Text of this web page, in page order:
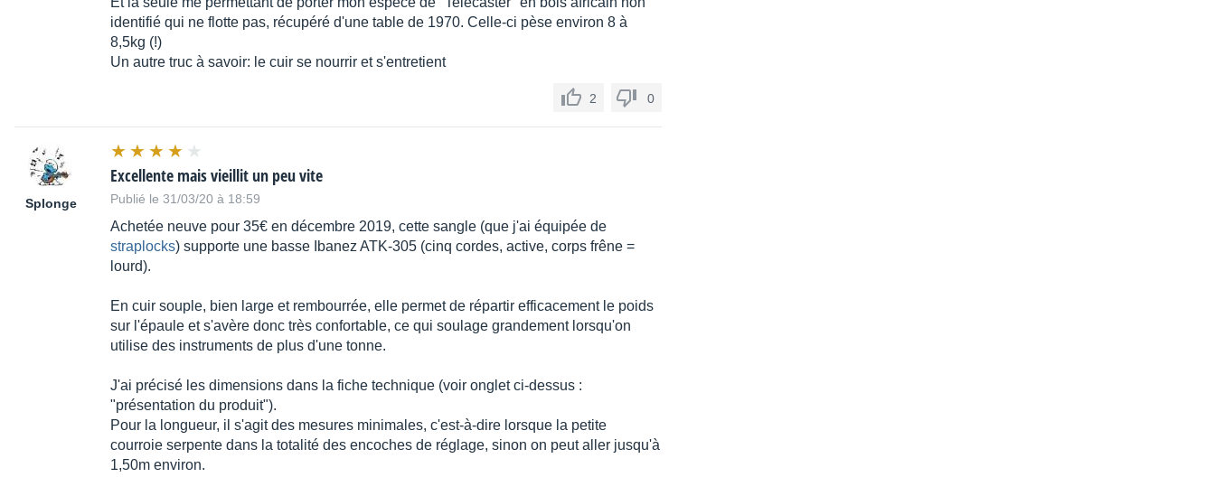
identifié qui ne flotte pas, récupéré d'une table de 1970. Celle-ci pèse environ 8 à
8,5kg (!)
Un autre truc à savoir: le cuir se nourrir et s'entretient
2 0
Splonge
Excellente mais vieillit un peu vite
Publié le 31/03/20 à 18:59
Achetée neuve pour 35€ en décembre 2019, cette sangle (que j'ai équipée de
straplocks) supporte une basse Ibanez ATK-305 (cinq cordes, active, corps frêne =
lourd).
En cuir souple, bien large et rembourrée, elle permet de répartir efficacement le poids
sur l'épaule et s'avère donc très confortable, ce qui soulage grandement lorsqu'on
utilise des instruments de plus d'une tonne.
J'ai précisé les dimensions dans la fiche technique (voir onglet ci-dessus :
"présentation du produit").
Pour la longueur, il s'agit des mesures minimales, c'est-à-dire lorsque la petite
courroie serpente dans la totalité des encoches de réglage, sinon on peut aller jusqu'à
1,50m environ.